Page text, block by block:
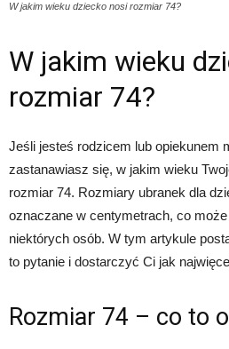
W jakim wieku dziecko nosi rozmiar 74?
W jakim wieku
rozmiar 74?
Jeśli jesteś rodzicem lub opiekunem
zastanawiasz się, w jakim wieku
rozmiar 74. Rozmiary ubranek dla
oznaczane w centymetrach, co
niektórych osób. W tym artykule
to pytanie i dostarczyć Ci jak
Rozmiar 74 – co to